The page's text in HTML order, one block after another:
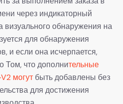
через индикаторный
визуального обнаружения на
для обнаружения
и если она исчерпается,
Том, что дополнительные
могут быть добавлены без
для достижения